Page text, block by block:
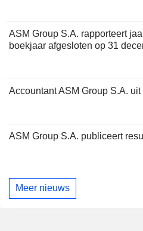
ASM Group S.A. rapporteert
boekjaar afgesloten op 31
Accountant ASM Group S.A.
ASM Group S.A. publiceert
Meer nieuws